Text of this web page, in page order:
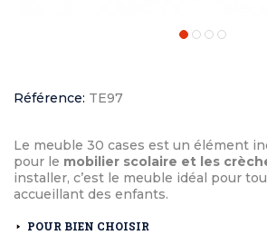
Référence: TE97
Le meuble 30 cases est un élément
pour le mobilier scolaire et les
installer, c’est le meuble idéal pour
accueillant des enfants.
POUR BIEN CHOISIR